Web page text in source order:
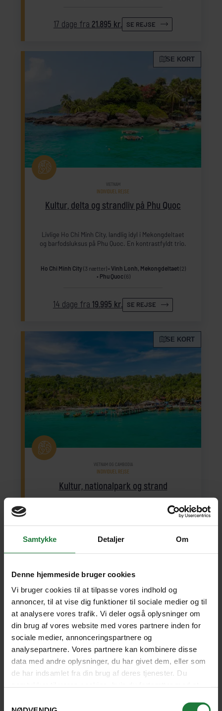
Samtykke Detaljer Om
Denne hjemmeside bruger cookies
Vi bruger cookies til at tilpasse vores indhold og
annoncer, til at vise dig funktioner til sociale medier og til
at analysere vores trafik. Vi deler også oplysninger om
din brug af vores website med vores partnere inden for
sociale medier, annonceringspartnere og
analysepartnere. Vores partnere kan kombinere disse
data med andre oplysninger, du har givet dem, eller som
de har indsamlet fra din brug af deres tjenester. Du
17 dage fra 21.895 kr. SE REJSE
SE KORT
Kultur, delta og strandliv på Phu Quoc
VIETNAM
INDIVIDUEL REJSE
Livlige Ho Chi Minh City, landlig idyl i Mekongdeltaet
og barfodsluksus på Phu Quoc. En kontrastfyldt trio.
Ho Chi Minh City(3 nætter) Vinh Lonh, Mekongdeltaet(2)
Phu Quoc(6)
14 dage fra 19.995 kr. SE REJSE
SE KORT
Kultur, nationalpark og strand
VIETNAM OG CAMBODIA
INDIVIDUEL REJSE
Frodig natur, historie, storby og barfodsluksus. Store
oplevelser og afslapning i det sydlige Indokina.
Koh Rong(6) Phnom Penh(2)
17 dage fra 25.390 kr.
SE KORT